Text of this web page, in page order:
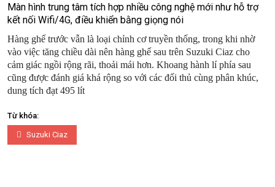
Màn hình trung tâm tích hợp nhiều công nghệ mới như hỗ trợ
kết nối Wifi/4G, điều khiển bằng giọng nói
Hàng ghế trước vẫn là loại chỉnh cơ truyền thống, trong khi nhờ
vào việc tăng chiều dài nên hàng ghế sau trên Suzuki Ciaz cho
cảm giác ngồi rộng rãi, thoải mái hơn. Khoang hành lí phía sau
cũng được đánh giá khá rộng so với các đối thủ cùng phân khúc,
dung tích đạt 495 lít
Từ khóa:
Suzuki Ciaz